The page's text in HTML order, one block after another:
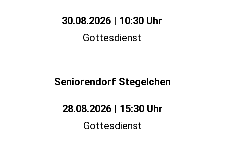
30.08.2026 | 10:30 Uhr
Gottesdienst
Seniorendorf Stegelchen
28.08.2026 | 15:30 Uhr
Gottesdienst